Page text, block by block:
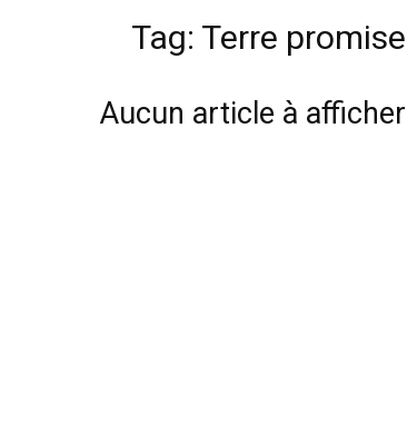
Tag: Terre promise
Aucun article à afficher